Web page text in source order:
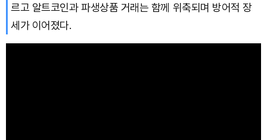
르고 알트코인과 파생상품 거래는 함께 위축되며 방어적 장
세가 이어졌다.